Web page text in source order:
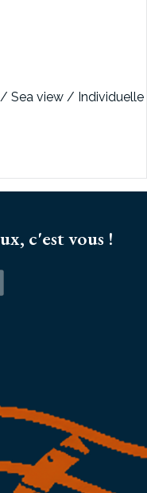
Sea view / Individuelle
c'est vous !